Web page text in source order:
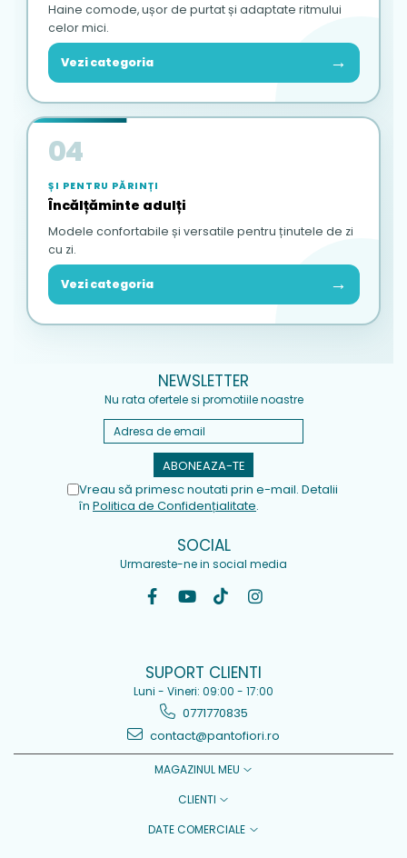
Haine comode, ușor de purtat și adaptate ritmului
celor mici.
Vezi categoria →
04
ȘI PENTRU PĂRINȚI
Încălțăminte adulți
Modele confortabile și versatile pentru ținutele de zi
cu zi.
Vezi categoria →
NEWSLETTER
Nu rata ofertele si promotiile noastre
Vreau să primesc noutati prin e-mail. Detalii
în Politica de Confidențialitate.
SOCIAL
Urmareste-ne in social media
SUPORT CLIENTI
Luni - Vineri: 09:00 - 17:00
0771770835
contact@pantofiori.ro
MAGAZINUL MEU
CLIENTI
DATE COMERCIALE